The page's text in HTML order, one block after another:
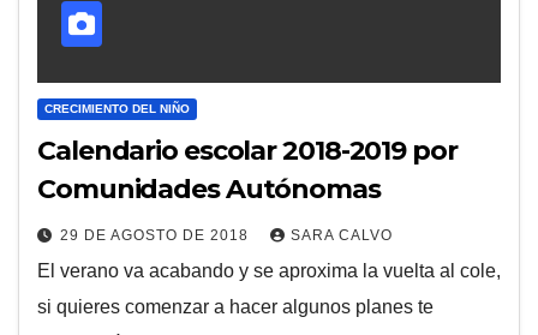
CRECIMIENTO DEL NIÑO
Calendario escolar 2018-2019 por
Comunidades Autónomas
29 DE AGOSTO DE 2018 SARA CALVO
El verano va acabando y se aproxima la vuelta al cole,
si quieres comenzar a hacer algunos planes te